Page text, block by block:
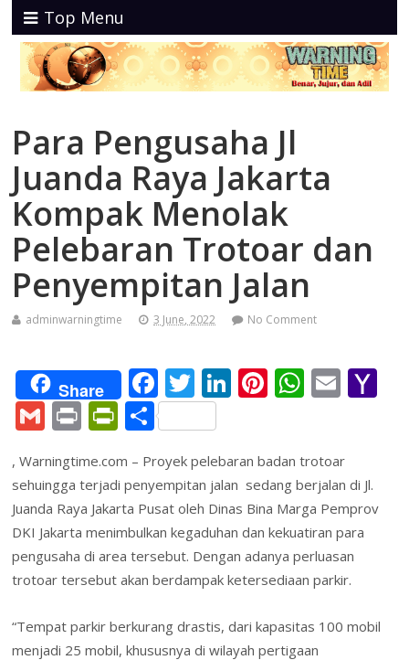
Top Menu
Para Pengusaha Jl
Juanda Raya Jakarta
Kompak Menolak
Pelebaran Trotoar dan
Penyempitan Jalan
adminwarningtime 3 June, 2022 No Comment
Share F
ac
e
b
o
o
k
T
w
itt
er
Li
e
dI
n
Pi
e
st
W
s
A
p
p
E
l
o
G
ai
l
Pr
t
Pr
tF
ri
e
n
dl
y
S
ar
e
, Warningtime.com – Proyek pelebaran badan trotoar
sehuingga terjadi penyempitan jalan sedang berjalan di Jl.
Juanda Raya Jakarta Pusat oleh Dinas Bina Marga Pemprov
DKI Jakarta menimbulkan kegaduhan dan kekuatiran para
pengusaha di area tersebut. Dengan adanya perluasan
trotoar tersebut akan berdampak ketersediaan parkir.
“Tempat parkir berkurang drastis, dari kapasitas 100 mobil
menjadi 25 mobil, khususnya di wilayah pertigaan